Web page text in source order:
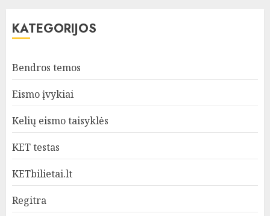
KATEGORIJOS
Bendros temos
Eismo įvykiai
Kelių eismo taisyklės
KET testas
KETbilietai.lt
Regitra